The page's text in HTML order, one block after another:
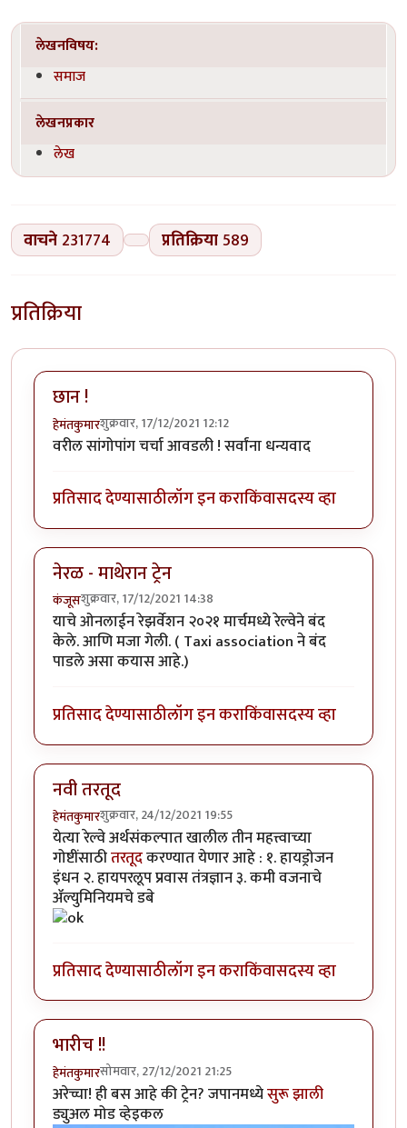
लेखनविषय:
समाज
लेखनप्रकार
लेख
वाचने 231774 प्रतिक्रिया589
प्रतिक्रिया
छान !
हेमंतकुमारशुक्रवार, 17/12/2021 12:12
वरील सांगोपांग चर्चा आवडली ! सर्वांना धन्यवाद
प्रतिसाद देण्यासाठीलॉग इन कराकिंवासदस्य व्हा
नेरळ - माथेरान ट्रेन
कंजूसशुक्रवार, 17/12/2021 14:38
याचे ओनलाईन रेझर्वेशन २०२१ मार्चमध्ये रेल्वेने बंद
केले. आणि मजा गेली. ( Taxi association ने बंद
पाडले असा कयास आहे.)
प्रतिसाद देण्यासाठीलॉग इन कराकिंवासदस्य व्हा
नवी तरतूद
हेमंतकुमारशुक्रवार, 24/12/2021 19:55
येत्या रेल्वे अर्थसंकल्पात खालील तीन महत्त्वाच्या
गोष्टींसाठीतरतूदकरण्यात येणार आहे : १. हायड्रोजन
इंधन २. हायपरलूप प्रवास ​तंत्रज्ञान ३. कमी वजनाचे
ॲल्युमिनियमचे डबे
प्रतिसाद देण्यासाठीलॉग इन कराकिंवासदस्य व्हा
भारीच !!
हेमंतकुमारसोमवार, 27/12/2021 21:25
अरेच्चा! ही बस आहे की ट्रेन? जपानमध्येसुरू झाली
ड्युअल मोड व्हेइकल